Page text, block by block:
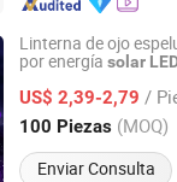
Linterna de ojo
por energía solar
US$ 2,39-2,79 /
100 Piezas (MOQ)
Enviar Consulta
Co., Ltd.
Desde